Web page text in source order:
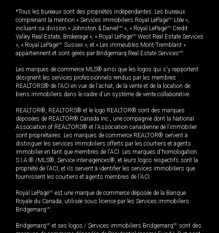
*Tous les bureaux sont des propriétés indépendantes. Les bureaux
comprenant la mention « Services immobiliers Royal LePageMD Ltée »,
incluant sa division « Johnston & Daniel MD », « Royal LePageMD Credit
Valley Real Estate, Brokerage », « Royal LePageMD West Real Estate Services
», « Royal LePageMD Sussex », et « Les immeubles Mont-Tremblant »
appartiennent et sont gérés par Bridgemarq Real Estate ServicesMD.
Les marques de commerce MLS® ainsi que les logos qui s'y rapportent
désignent les services professionnels rendus par les membres
REALTORS® de l'ACI en vue de l'achat, de la vente et de la location de
biens immobiliers dans le cadre d'un système de vente collaborative.
REALTOR®, REALTORS® et le logo REALTOR® sont des marques
déposées de REALTOR® Canada Inc., une compagnie dont la National
Association of REALTORS® et l'Association canadienne de l’immobilier
sont propriétaires. Les marques de commerce REALTOR® servent à
distinguer les services immobiliers offerts par les courtiers et agents
immobilier en tant que membres de l'ACI. Les marques d'homologation
S.I.A.® /MLS®, Service inter-agences®, et leurs logos respectifs sont la
propriété de l'ACI, et ils servent à identifier les services immobiliers que
fournissent les courtiers et agents membres de l'ACI.
Royal LePageMD est une marque de commerce déposée de la Banque
Royale du Canada, utilisée sous licence par les Services immobiliers
BridgemarqMD.
BridgemarqMD et ses logos / Services immobiliers BridgemarqMD sont des